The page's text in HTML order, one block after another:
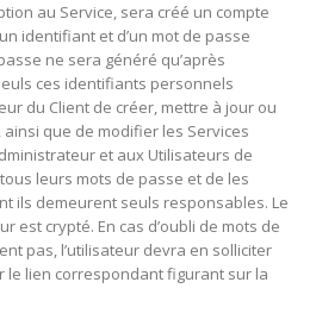
au Service, sera créé un compte
identifiant et d’un mot de passe
ne sera généré qu’après
ces identifiants personnels
du Client de créer, mettre à jour ou
que de modifier les Services
et aux Utilisateurs de
leurs mots de passe et de les
ils demeurent seuls responsables. Le
est crypté. En cas d’oubli de mots de
pas, l’utilisateur devra en solliciter
le lien correspondant figurant sur la